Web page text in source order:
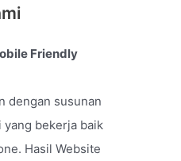
Friendly
dengan susunan
bekerja baik
Hasil Website